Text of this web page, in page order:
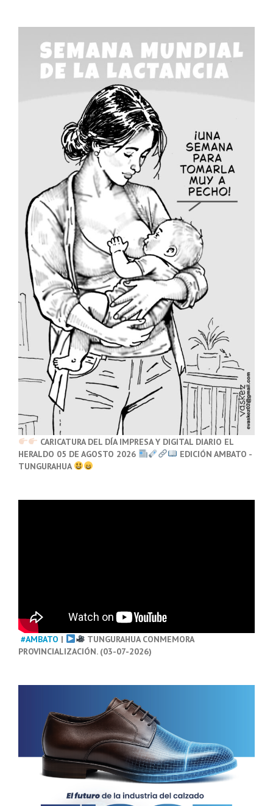
CARICATURA DEL DÍA IMPRESA Y DIGITAL DIARIO EL
HERALDO 05 DE AGOSTO 2026
EDICIÓN AMBATO -
TUNGURAHUA
#AMBATO |
TUNGURAHUA CONMEMORA
PROVINCIALIZACIÓN. (03-07-2026)